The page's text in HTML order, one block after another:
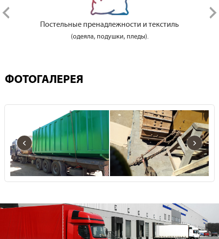
Постельные пренадлежности и текстиль
(одеяла, подушки, пледы).
ФОТОГАЛЕРЕЯ
‹ ›